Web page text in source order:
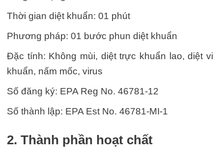
Thời gian diệt khuẩn: 01 phút
Phương pháp: 01 bước phun diệt khuẩn
Đặc tính: Không mùi, diệt trực khuẩn lao, diệt vi
khuẩn, nấm mốc, virus
Số đăng ký: EPA Reg No. 46781-12
Số thành lập: EPA Est No. 46781-MI-1
2. Thành phần hoạt chất